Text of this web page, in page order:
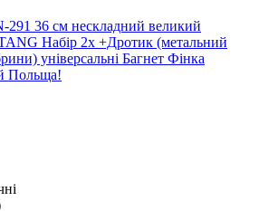
291 36 см нескладний великий
Набір 2x +Дротик (метальний
універсальні Багнет Фінка
Польща!